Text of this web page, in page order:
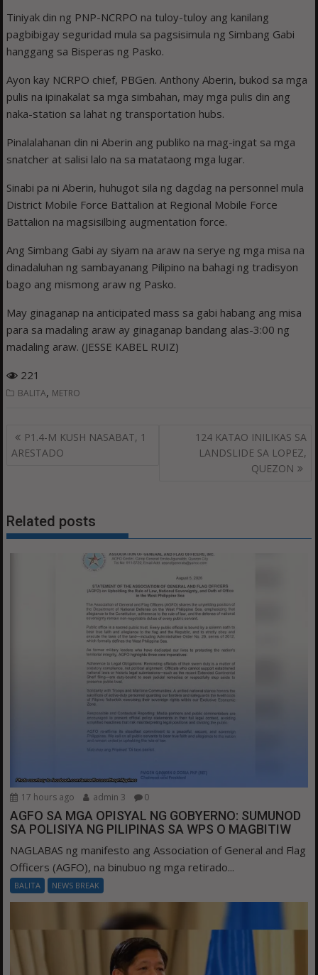
Tiniyak din ng PNP-NCRPO na tuloy-tuloy ang kanilang
pagbibigay seguridad mula sa pagsisimula ng Simbang Gabi
hanggang sa Bisperas ng Pasko.
Ayon kay NCRPO chief, PBGen. Anthony Aberin, bukod sa mga
pulis na ipinakalat sa mga simbahan, may mga pulis din ang
naka-station sa lahat ng transportation hubs.
Pinalalahanan din ni Aberin ang publiko na mag-ingat sa mga
snatcher at salisi lalo na sa matataong mga lugar.
Sinabi pa ni Aberin, huhugot sila ng dagdag na personnel mula
District Mobile Force Battalion at Regional Mobile Force
Battalion na magsisilbing augmentation force.
Ang Simbang Gabi ay siyam na araw na serye ng mga misa na
dinadaluhan ng sambayanang Pilipino na bahagi ng tradisyon
bago ang mismong araw ng Pasko.
May ginaganap na anticipated mass sa gabi habang ang misa
para sa madaling araw ay ginaganap bandang alas-3:00 ng
madaling araw. (JESSE KABEL RUIZ)
221
BALITA, METRO
Post
navigation
P1.4-M KUSH NASABAT, 1
ARESTADO
124 KATAO INILIKAS SA
LANDSLIDE SA LOPEZ,
QUEZON
Related posts
17 hours ago admin 3 0
AGFO SA MGA OPISYAL NG GOBYERNO: SUMUNOD
SA POLISIYA NG PILIPINAS SA WPS O MAGBITIW
NAGLABAS ng manifesto ang Association of General and Flag
Officers (AGFO), na binubuo ng mga retirado...
BALITA NEWS BREAK